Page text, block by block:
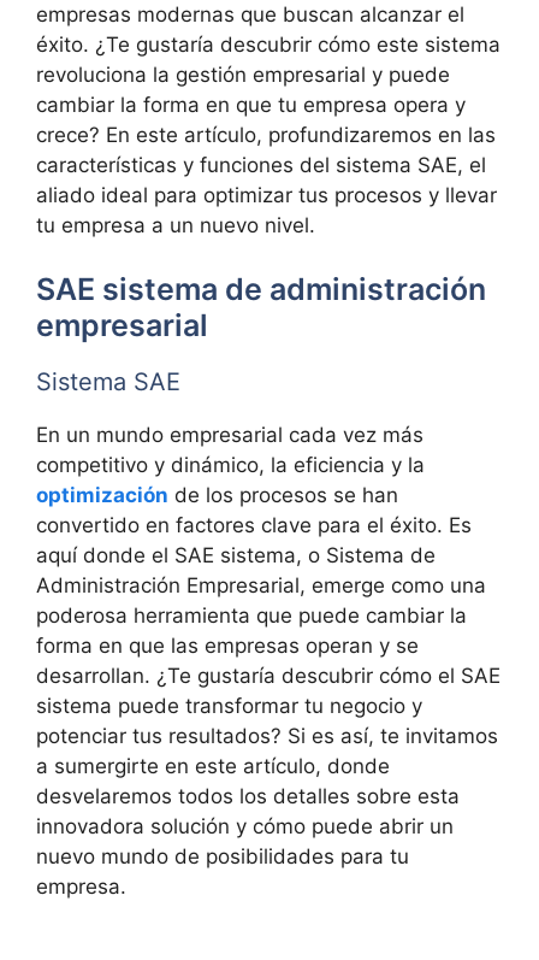
empresas modernas que buscan alcanzar el
éxito. ¿Te gustaría descubrir cómo este sistema
revoluciona la gestión empresarial y puede
cambiar la forma en que tu empresa opera y
crece? En este artículo, profundizaremos en las
características y funciones del sistema SAE, el
aliado ideal para optimizar tus procesos y llevar
tu empresa a un nuevo nivel.
SAE sistema de administración
empresarial
Sistema SAE
En un mundo empresarial cada vez más
competitivo y dinámico, la eficiencia y la
optimización de los procesos se han
convertido en factores clave para el éxito. Es
aquí donde el SAE sistema, o Sistema de
Administración Empresarial, emerge como una
poderosa herramienta que puede cambiar la
forma en que las empresas operan y se
desarrollan. ¿Te gustaría descubrir cómo el SAE
sistema puede transformar tu negocio y
potenciar tus resultados? Si es así, te invitamos
a sumergirte en este artículo, donde
desvelaremos todos los detalles sobre esta
innovadora solución y cómo puede abrir un
nuevo mundo de posibilidades para tu
empresa.